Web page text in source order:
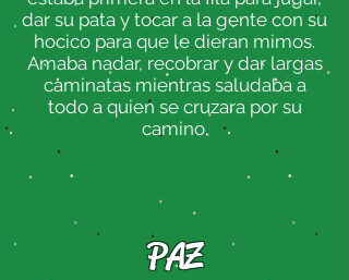
dar su pata y tocar a la gente con su
hocico para que le dieran mimos.
Amaba nadar, recobrar y dar largas
caminatas mientras saludaba a
todo a quien se cruzara por su
camino.
PAZ